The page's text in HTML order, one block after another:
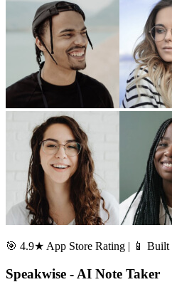
🎯 4.9★ App Store Rating | 📱 Built
Speakwise - AI Note Taker